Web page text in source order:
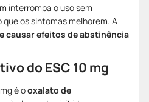
interrompa o uso sem
os sintomas melhorem. A
causar efeitos de abstinência
do ESC 10 mg
é ooxalato de